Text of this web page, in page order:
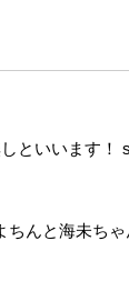
といいます！
ちんと海未ち